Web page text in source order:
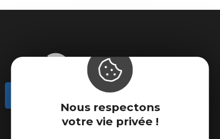
Nous respectons
votre vie privée !
Actualités